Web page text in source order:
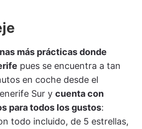
más prácticas donde
pues se encuentra a tan
en coche desde el
Sur y cuenta con
para todos los gustos:
todo incluido, de 5 estrellas,